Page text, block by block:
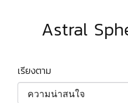
Astral
เรียงตาม